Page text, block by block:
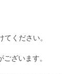
ください。
ざいます。